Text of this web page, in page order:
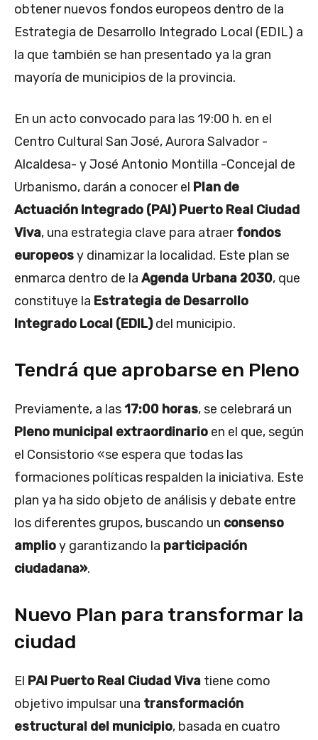
obtener nuevos fondos europeos dentro de la
Estrategia de Desarrollo Integrado Local (EDIL) a
la que también se han presentado ya la gran
mayoría de municipios de la provincia.
En un acto convocado para las 19:00 h. en el
Centro Cultural San José, Aurora Salvador -
Alcaldesa- y José Antonio Montilla -Concejal de
Urbanismo, darán a conocer el Plan de
Actuación Integrado (PAI) Puerto Real Ciudad
Viva, una estrategia clave para atraerfondos
europeosy dinamizar la localidad. Este plan se
enmarca dentro de la Agenda Urbana 2030, que
constituye la Estrategia de Desarrollo
Integrado Local (EDIL)del municipio.
Tendrá que aprobarse en Pleno
Previamente, a las 17:00 horas, se celebrará un
Pleno municipal extraordinario en el que, según
el Consistorio «se espera que todas las
formaciones políticas respalden la iniciativa. Este
plan ya ha sido objeto de análisis y debate entre
los diferentes grupos, buscando un consenso
amplioy garantizando la participación
ciudadana».
Nuevo Plan para transformar la
ciudad
El PAI Puerto Real Ciudad Viva tiene como
objetivo impulsar una transformación
estructural del municipio, basada en cuatro